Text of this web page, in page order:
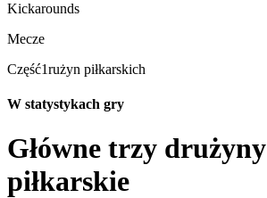
Kickarounds
Mecze
Część1rużyn piłkarskich
W statystykach gry
Główne trzy drużyny
piłkarskie